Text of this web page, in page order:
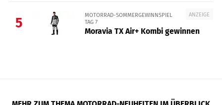
5
ANZEIGE
MOTORRAD-SOMMERGEWINNSPIEL
TAG 7
Moravia TX Air+ Kombi gewinnen